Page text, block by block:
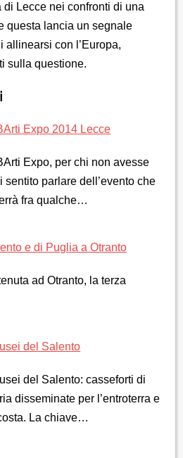
di Lecce nei confronti di una
questa lancia un segnale
allinearsi con l’Europa,
sulla questione.
Expo 2014 Lecce
Expo, per chi non avesse
sentito parlare dell’evento che
fra qualche…
e di Puglia a Otranto
ad Otranto, la terza
del Salento
del Salento: casseforti di
disseminate per l’entroterra e
La chiave…